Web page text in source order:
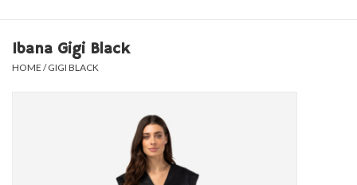
Dresses
Ibana Gigi Black
HOME /GIGI BLACK